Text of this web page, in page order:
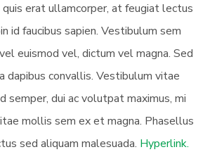
quis erat ullamcorper, at feugiat lectus
id faucibus sapien. Vestibulum sem
euismod vel, dictum vel magna. Sed
dapibus convallis. Vestibulum vitae
semper, dui ac volutpat maximus, mi
mollis sem ex et magna. Phasellus
sed aliquam malesuada. Hyperlink.